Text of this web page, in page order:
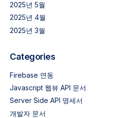
2025년 5월
2025년 4월
2025년 3월
Categories
Firebase 연동
Javascript 웹뷰 API 문서
Server Side API 명세서
개발자 문서